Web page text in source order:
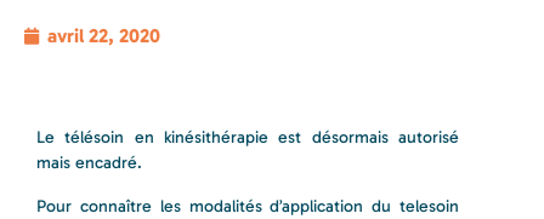
avril 22, 2020
Le télésoin en kinésithérapie est désormais autorisé
mais encadré.
Pour connaître les modalités d’application du telesoin